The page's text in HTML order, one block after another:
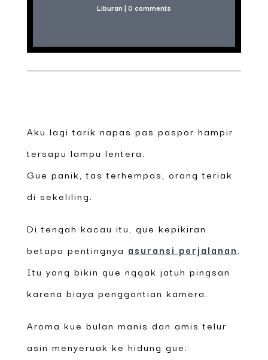
Liburan | 0 comments
Aku lagi tarik napas pas paspor hampir
tersapu lampu lentera.
Gue panik, tas terhempas, orang teriak
di sekeliling.
Di tengah kacau itu, gue kepikiran
betapa pentingnya asuransi perjalanan.
Itu yang bikin gue nggak jatuh pingsan
karena biaya penggantian kamera.
Aroma kue bulan manis dan amis telur
asin menyeruak ke hidung gue.